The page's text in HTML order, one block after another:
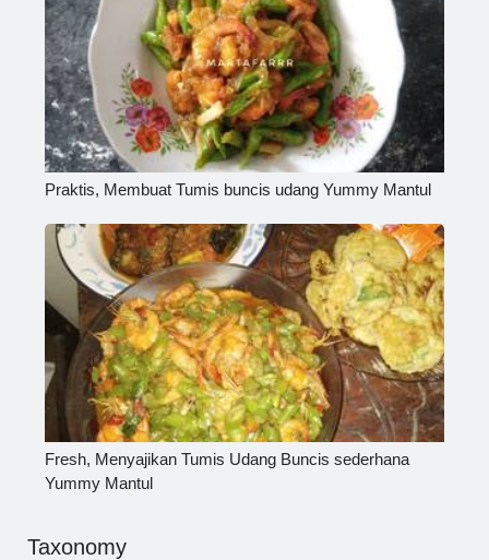
Praktis, Membuat Tumis buncis udang Yummy Mantul
Fresh, Menyajikan Tumis Udang Buncis sederhana
Yummy Mantul
Taxonomy